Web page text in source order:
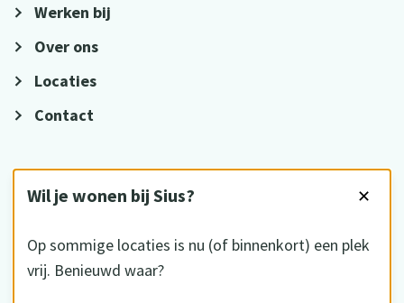
Wil je wonen bij Sius? ✕
Op sommige locaties is nu (of binnenkort) een plek
vrij. Benieuwd waar?
Werken bij
Over ons
Locaties
Contact